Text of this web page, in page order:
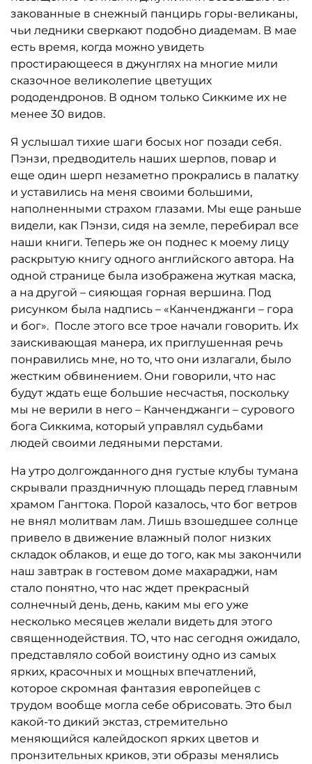
Кроме того, здесь можно найти наиболее
важные выдержки из записок другого участника
— антрополога доктора Бруно Бегера, которые
ранее были доступны лишь узкому кругу
читателей. Воспоминания предваряются очень
важной вводной информацией о современном
состоянии исследований на эту тему, которая
разоблачает многие мифы, связанные с этим
поистине уникальным путешествием.
закованные в снежный панцирь горы-великаны,
чьи ледники сверкают подобно диадемам. В мае
есть время, когда можно увидеть
простирающееся в джунглях на многие мили
сказочное великолепие цветущих
рододендронов. В одном только Сиккиме их не
менее 30 видов.
Я услышал тихие шаги босых ног позади себя.
Пэнзи, предводитель наших шерпов, повар и
еще один шерп незаметно прокрались в палатку
и уставились на меня своими большими,
наполненными страхом глазами. Мы еще раньше
видели, как Пэнзи, сидя на земле, перебирал все
наши книги. Теперь же он поднес к моему лицу
раскрытую книгу одного английского автора. На
одной странице была изображена жуткая маска,
а на другой – сияющая горная вершина. Под
рисунком была надпись – «Канченджанги – гора
и бог». После этого все трое начали говорить. Их
заискивающая манера, их приглушенная речь
понравились мне, но то, что они излагали, было
жестким обвинением. Они говорили, что нас
будут ждать еще большие несчастья, поскольку
мы не верили в него – Канченджанги – сурового
бога Сиккима, который управлял судьбами
людей своими ледяными перстами.
На утро долгожданного дня густые клубы тумана
скрывали праздничную площадь перед главным
храмом Гангтока. Порой казалось, что бог ветров
не внял молитвам лам. Лишь взошедшее солнце
привело в движение влажный полог низких
складок облаков, и еще до того, как мы закончили
наш завтрак в гостевом доме махараджи, нам
стало понятно, что нас ждет прекрасный
солнечный день, день, каким мы его уже
несколько месяцев желали видеть для этого
священнодействия. ТО, что нас сегодня ожидало,
представляло собой воистину одно из самых
ярких, красочных и мощных впечатлений,
которое скромная фантазия европейцев с
трудом вообще могла себе обрисовать. Это был
какой-то дикий экстаз, стремительно
меняющийся калейдоскоп ярких цветов и
пронзительных криков, эти образы менялись